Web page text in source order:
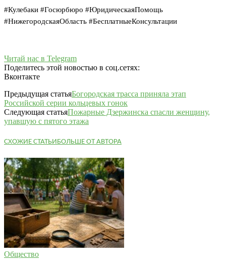
#Кулебаки #Госюрбюро #ЮридическаяПомощь
#НижегородскаяОбласть #БесплатныеКонсультации
Читай нас в Telegram
Поделитесь этой новостью в соц.сетях:
Вконтакте
Предыдущая статьяБогородская трасса приняла этап
Российской серии кольцевых гонок
Следующая статьяПожарные Дзержинска спасли женщину,
упавшую с пятого этажа
СХОЖИЕ СТАТЬИБОЛЬШЕ ОТ АВТОРА
Общество